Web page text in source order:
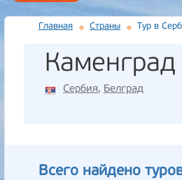
Главная Страны Тур в
Каменград
Сербия, Белград
Всего найдено